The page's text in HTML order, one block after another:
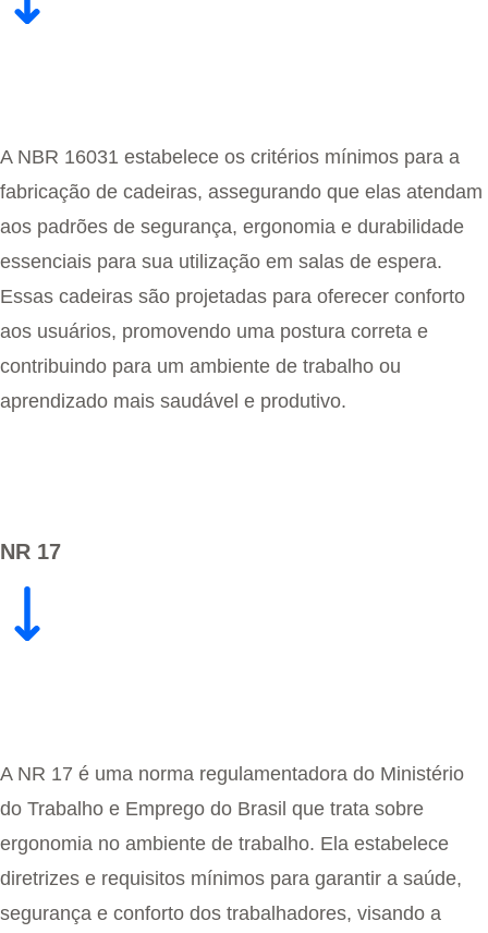
A NBR 16031 estabelece os critérios mínimos para a
fabricação de cadeiras, assegurando que elas atendam
aos padrões de segurança, ergonomia e durabilidade
essenciais para sua utilização em salas de espera.
Essas cadeiras são projetadas para oferecer conforto
aos usuários, promovendo uma postura correta e
contribuindo para um ambiente de trabalho ou
aprendizado mais saudável e produtivo.
NR 17
A NR 17 é uma norma regulamentadora do Ministério
do Trabalho e Emprego do Brasil que trata sobre
ergonomia no ambiente de trabalho. Ela estabelece
diretrizes e requisitos mínimos para garantir a saúde,
segurança e conforto dos trabalhadores, visando a